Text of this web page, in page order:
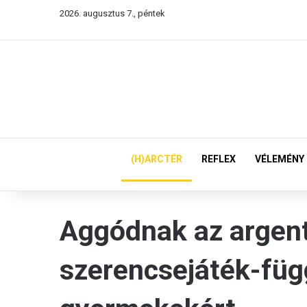
2026. augusztus 7., péntek
(H)ARCTÉR REFLEX VÉLEMÉNY
Aggódnak az
szerencsejáték-